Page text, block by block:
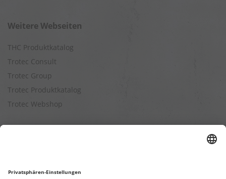
Weitere Webseiten
THC Produktkatalog
Trotec Consult
Trotec Group
Trotec Produktkatalog
Trotec Webshop
Entfeuchtungsleistung berechnen